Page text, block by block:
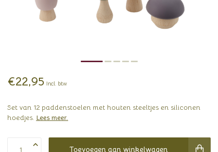
€22,95 Incl. btw
Set van 12 paddenstoelen met houten steeltjes en siliconen
hoedjes. Lees meer.
Toevoegen aan winkelwagen